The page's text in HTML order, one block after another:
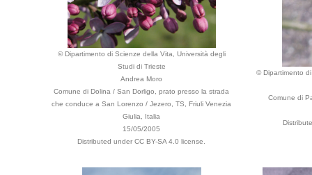
© Dipartimento di Scienze della Vita, Università degli
Studi di Trieste
Andrea Moro
Comune di Dolina / San Dorligo, prato presso la strada
che conduce a San Lorenzo / Jezero, TS, Friuli Venezia
Giulia, Italia
15/05/2005
Distributed under CC BY-SA 4.0 license.
© Dipartimento
Comune di